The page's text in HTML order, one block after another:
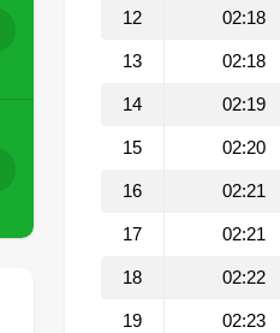
12 02:18
13 02:18
14 02:19
15 02:20
16 02:21
17 02:21
18 02:22
19 02:23